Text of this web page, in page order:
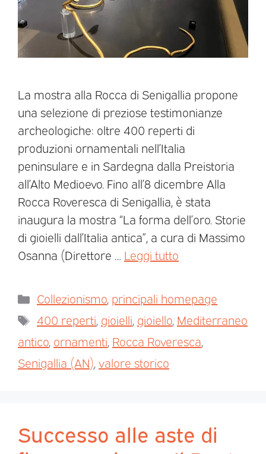
La mostra alla Rocca di Senigallia propone
una selezione di preziose testimonianze
archeologiche: oltre 400 reperti di
produzioni ornamentali nell’Italia
peninsulare e in Sardegna dalla Preistoria
all’Alto Medioevo. Fino all’8 dicembre Alla
Rocca Roveresca di Senigallia, è stata
inaugura la mostra “La forma dell’oro. Storie
di gioielli dall’Italia antica”, a cura di Massimo
Osanna (Direttore … Leggi tutto
Collezionismo, principali homepage
400 reperti, gioielli, gioiello, Mediterraneo
antico, ornamenti, Rocca Roveresca,
Senigallia (AN),valore storico
Successo alle aste di